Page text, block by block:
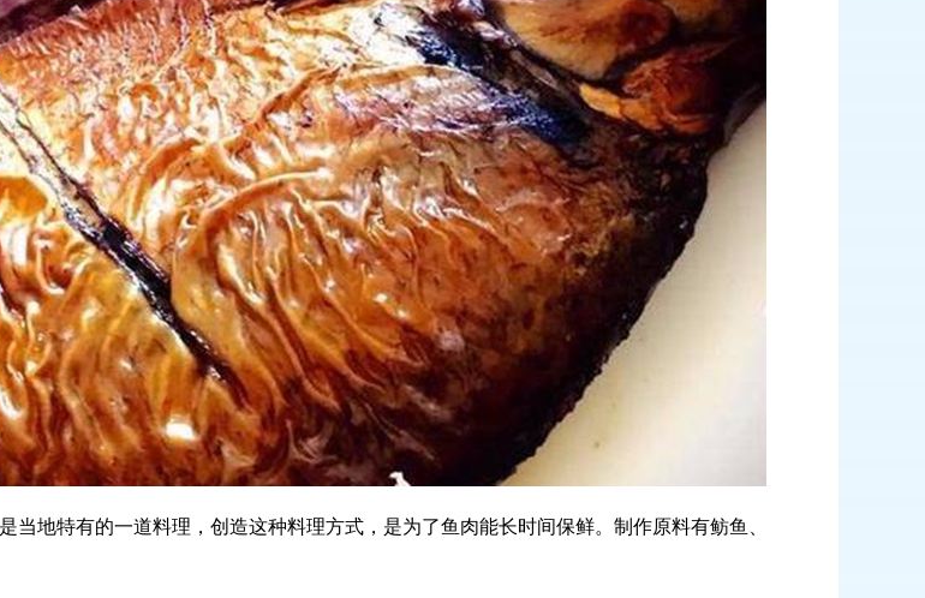
地特有的一道料理，创造这种料理方式，是为了鱼肉能长时间保鲜。制作原料有鲂鱼、